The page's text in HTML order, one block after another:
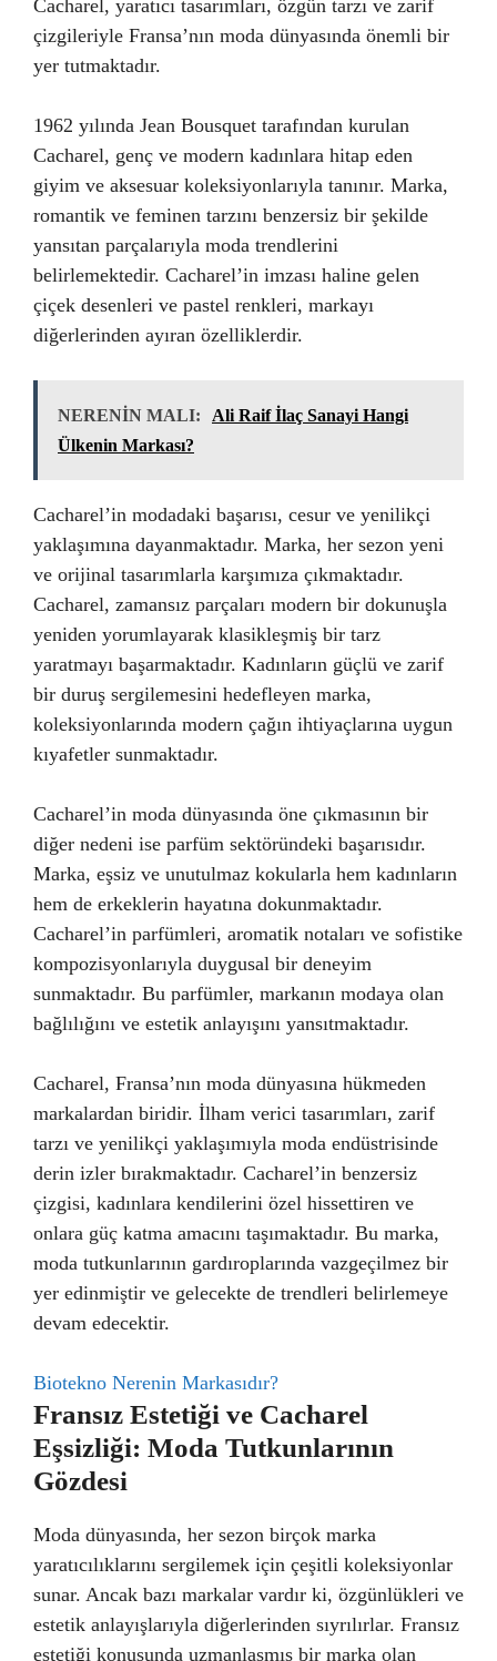
Cacharel, yaratıcı tasarımları, özgün tarzı ve zarif
çizgileriyle Fransa’nın moda dünyasında önemli bir
yer tutmaktadır.
1962 yılında Jean Bousquet tarafından kurulan
Cacharel, genç ve modern kadınlara hitap eden
giyim ve aksesuar koleksiyonlarıyla tanınır. Marka,
romantik ve feminen tarzını benzersiz bir şekilde
yansıtan parçalarıyla moda trendlerini
belirlemektedir. Cacharel’in imzası haline gelen
çiçek desenleri ve pastel renkleri, markayı
diğerlerinden ayıran özelliklerdir.
NERENİN MALI:
Ali Raif İlaç Sanayi Hangi
Ülkenin Markası?
Cacharel’in modadaki başarısı, cesur ve yenilikçi
yaklaşımına dayanmaktadır. Marka, her sezon yeni
ve orijinal tasarımlarla karşımıza çıkmaktadır.
Cacharel, zamansız parçaları modern bir dokunuşla
yeniden yorumlayarak klasikleşmiş bir tarz
yaratmayı başarmaktadır. Kadınların güçlü ve zarif
bir duruş sergilemesini hedefleyen marka,
koleksiyonlarında modern çağın ihtiyaçlarına uygun
kıyafetler sunmaktadır.
Cacharel’in moda dünyasında öne çıkmasının bir
diğer nedeni ise parfüm sektöründeki başarısıdır.
Marka, eşsiz ve unutulmaz kokularla hem kadınların
hem de erkeklerin hayatına dokunmaktadır.
Cacharel’in parfümleri, aromatik notaları ve sofistike
kompozisyonlarıyla duygusal bir deneyim
sunmaktadır. Bu parfümler, markanın modaya olan
bağlılığını ve estetik anlayışını yansıtmaktadır.
Cacharel, Fransa’nın moda dünyasına hükmeden
markalardan biridir. İlham verici tasarımları, zarif
tarzı ve yenilikçi yaklaşımıyla moda endüstrisinde
derin izler bırakmaktadır. Cacharel’in benzersiz
çizgisi, kadınlara kendilerini özel hissettiren ve
onlara güç katma amacını taşımaktadır. Bu marka,
moda tutkunlarının gardıroplarında vazgeçilmez bir
yer edinmiştir ve gelecekte de trendleri belirlemeye
devam edecektir.
Biotekno Nerenin Markasıdır?
Fransız Estetiği ve Cacharel
Eşsizliği: Moda Tutkunlarının
Gözdesi
Moda dünyasında, her sezon birçok marka
yaratıcılıklarını sergilemek için çeşitli koleksiyonlar
sunar. Ancak bazı markalar vardır ki, özgünlükleri ve
estetik anlayışlarıyla diğerlerinden sıyrılırlar. Fransız
estetiği konusunda uzmanlaşmış bir marka olan